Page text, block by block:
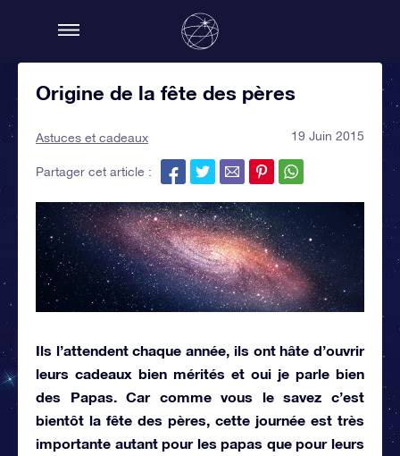
Origine de la fête des pères
Astuces et cadeaux 19 Juin 2015
Partager cet article :
Ils l’attendent chaque année, ils ont hâte d’ouvrir
leurs cadeaux bien mérités et oui je parle bien
des Papas. Car comme vous le savez c’est
bientôt la fête des pères, cette journée est très
importante autant pour les papas que pour leurs